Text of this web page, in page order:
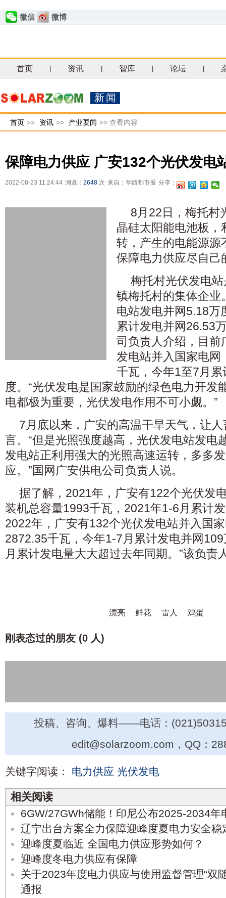
微信 微博
首页 资讯 智库 论坛
新闻
首页 >> 资讯 >> 产业要闻 >> 查看内容
保障电力供应 广安132个光伏发电
2022-08-23 11:24:44 浏览： 2648 次 来自：华西都市报 分享：
8月22日，梅托村
晶硅太阳能电池板，
转，产生的电能源源
保障电力供应尽自己
梅托村光伏发电
镇梅托村的集体企业
电站发电并网5.18万
累计发电并网26.53
司负责人介绍，目前
发电站并入国家电
千瓦，今年1至7月
度。“光伏发电是国家鼓励的绿色电力开发
电都极为重要，光伏发电作用不可小觑。”
7月底以来，广安的高温干旱天气，让
言。“但是光照强度越高，光伏发电站发电
发电站正利用强大的光照高速运转，多多
应。”国网广安供电公司负责人说。
据了解，2021年，广安有122个光伏发
装机总容量1993千瓦，2021年1-6月累计
2022年，广安有132个光伏发电站并入国
2872.35千瓦，今年1-7月累计发电并网
月累计发电量大大超过去年同期。”该负责
漂亮 鲜花 雷人 鸡蛋
刚表态过的朋友 (0 人)
投稿、咨询、爆料——电话：
edit@solarzoom.com，QQ：
关键字阅读： 电力供应 光伏发电
相关阅读
6GW/27GWh储能！印尼公布2025-2034年
辽宁出台方案全力保障迎峰度夏电力安全稳
迎峰度夏临近 全国电力供应形势如何？
迎峰度冬电力供应有保障
关于2023年度电力供应与使用监督管理“双
通报